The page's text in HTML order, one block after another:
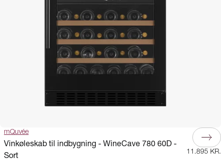
mQuvée
Vinkøleskab til indbygning - WineCave 780 60D -
Sort
11.895 KR.